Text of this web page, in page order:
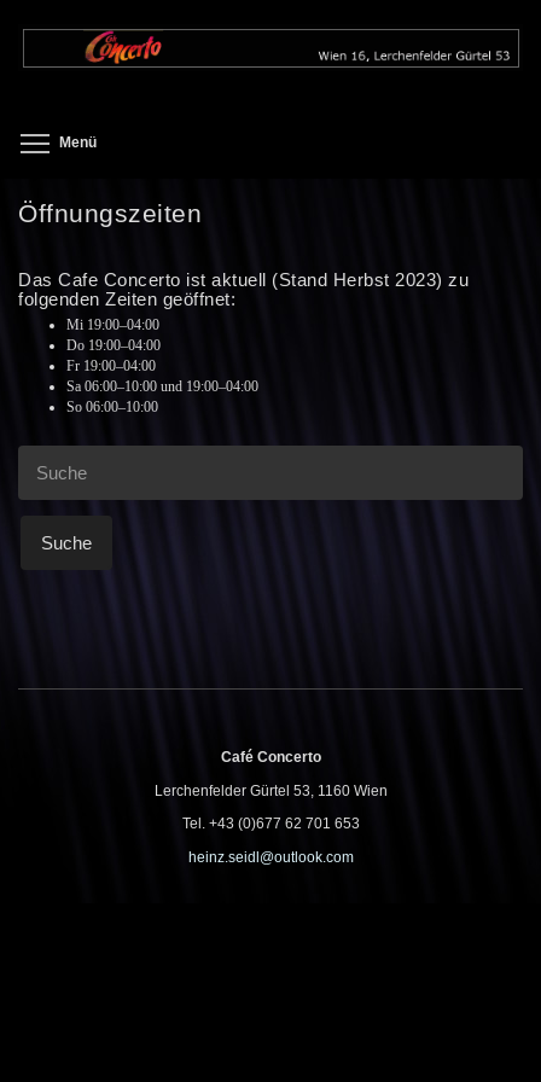
zum
Menü
Öffnungszeiten
Das Cafe Concerto ist aktuell (Stand Herbst 2023) zu
folgenden Zeiten geöffnet:
Mi 19:00–04:00
Do 19:00–04:00
Fr 19:00–04:00
Sa 06:00–10:00 und 19:00–04:00
So 06:00–10:00
Café Concerto
Lerchenfelder Gürtel 53, 1160 Wien
Tel. +43 (0)677 62 701 653
heinz.seidl@outlook.com